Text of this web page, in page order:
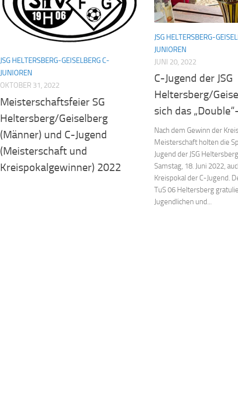
JSG HELTERSBERG-GEISELBERG C-
JUNIOREN
OKTOBER 31, 2022
Meisterschaftsfeier SG
Heltersberg/Geiselberg
(Männer) und C-Jugend
(Meisterschaft und
Kreispokalgewinner) 2022
JSG HELTERSBERG-
JUNIOREN
JUNI 20, 2022
C-Jugend der JSG
Heltersberg/
sich das
Nach dem Gewinn der
Meisterschaft holten die
Jugend der JSG
Samstag, 18. Juni 2022,
Kreispokal der C-Jugend.
TuS 06 Heltersberg
Jugendlichen und...